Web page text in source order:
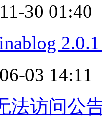
30 01:40
03 14:11
法访问公